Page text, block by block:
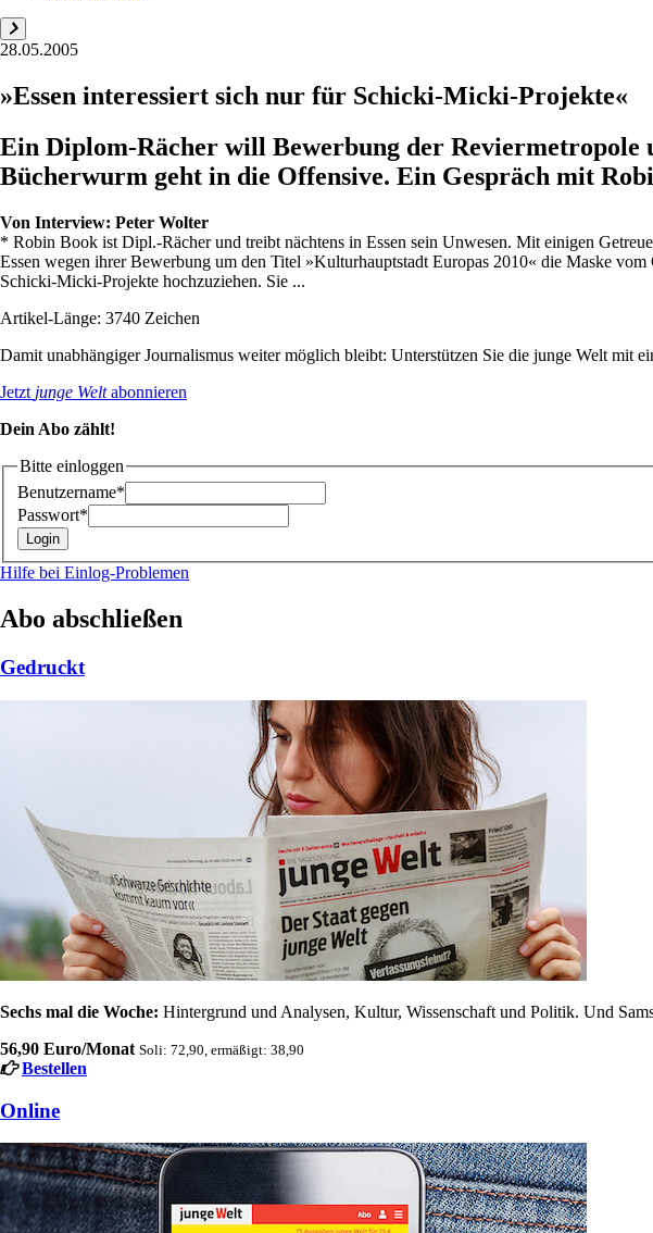
28.05.2005
»Essen interessiert sich nur für Schicki-Micki-Projekte«
Ein Diplom-Rächer will Bewerbung der
Bücherwurm geht in die Offensive. Ein Gespräch mit
Von Interview: Peter Wolter
* Robin Book ist Dipl.-Rächer und treibt nächtens in Essen sein Unwesen. Mit einigen
Essen wegen ihrer Bewerbung um den Titel »Kulturhauptstadt Europas 2010« die Maske
Schicki-Micki-Projekte hochzuziehen. Sie ...
Artikel-Länge: 3740 Zeichen
Damit unabhängiger Journalismus weiter möglich bleibt: Unterstützen Sie die junge Welt mit
Jetzt junge Weltabonnieren
Dein Abo zählt!
Bitte einloggen
Benutzername*
Passwort*
Hilfe bei Einlog-Problemen
Abo abschließen
Gedruckt
Sechs mal die Woche: Hintergrund und Analysen, Kultur, Wissenschaft und Politik. Und
56,90 Euro/Monat Soli: 72,90, ermäßigt: 38,90
Bestellen
Online